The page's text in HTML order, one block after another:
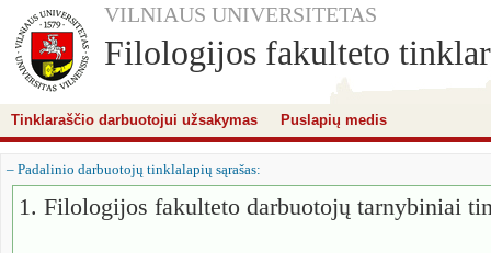
VILNIAUS UNIVERSITETAS
Filologijos fakulteto
Tinklaraščio darbuotojui užsakymas Puslapių medis
– Padalinio darbuotojų tinklalapių sąrašas:
1. Filologijos fakulteto darbuotojų tarnybiniai